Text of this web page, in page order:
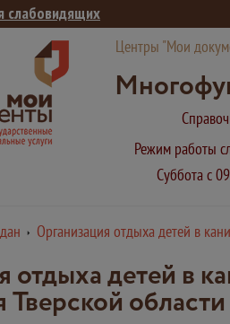
слабовидящих
Центры "Мои
Режим работы
Суббота с
Организация отдыха детей в
отдыха детей в
Тверской